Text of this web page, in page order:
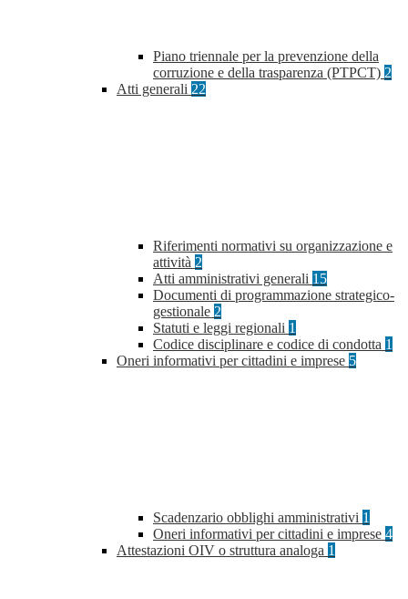
Piano triennale per la prevenzione della
corruzione e della trasparenza (PTPCT) 2
Atti generali 22
Riferimenti normativi su organizzazione e
attività 2
Atti amministrativi generali 15
Documenti di programmazione strategico-
gestionale 2
Statuti e leggi regionali 1
Codice disciplinare e codice di condotta 1
Oneri informativi per cittadini e imprese 5
Scadenzario obblighi amministrativi 1
Oneri informativi per cittadini e imprese 4
Attestazioni OIV o struttura analoga 1